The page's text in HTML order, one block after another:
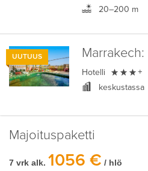
20–200 m
UUTUUS Marrakech:
Hotelli  +
keskustassa
Majoituspaketti
7 vrk alk. 1056 € / hlö